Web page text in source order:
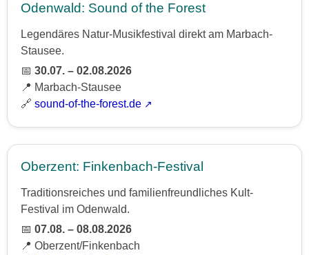
Odenwald: Sound of the Forest
Legendäres Natur-Musikfestival direkt am Marbach-
Stausee.
📅30.07. – 02.08.2026
📍 Marbach-Stausee
🔗sound-of-the-forest.de
Oberzent: Finkenbach-Festival
Traditionsreiches und familienfreundliches Kult-
Festival im Odenwald.
📅07.08. – 08.08.2026
📍 Oberzent/Finkenbach